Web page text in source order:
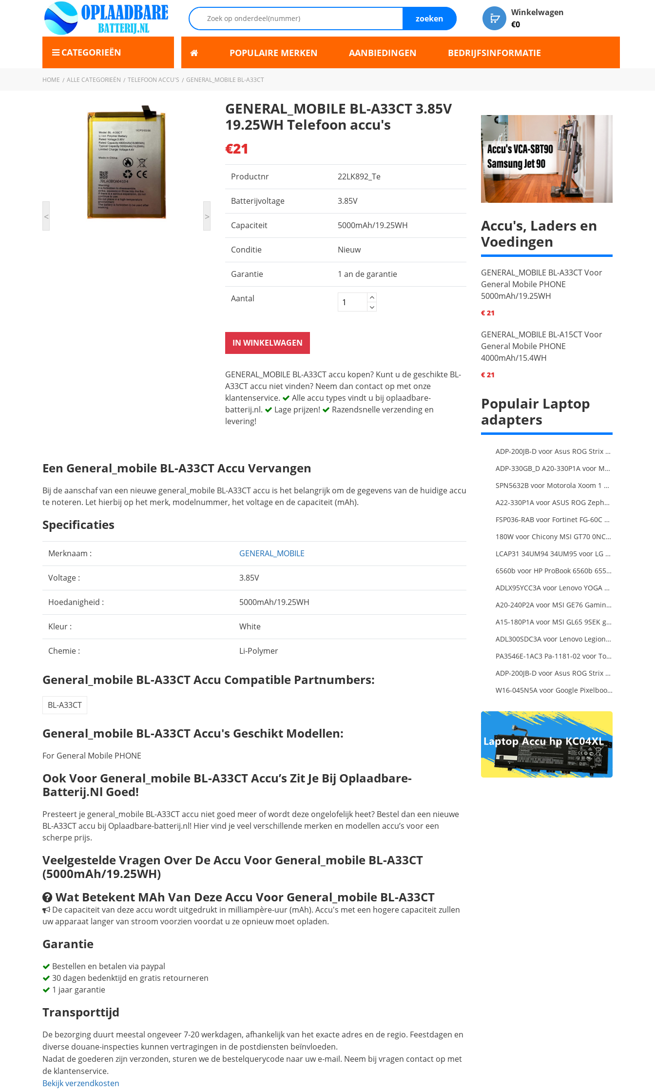
zoeken
Winkelwagen
€0
CATEGORIEËN POPULAIRE MERKEN AANBIEDINGEN BEDRIJFSINFORMATIE
HOME ALLE CATEGORIEËN TELEFOON ACCU'S GENERAL_MOBILE BL-A33CT
< >
GENERAL_MOBILE BL-A33CT 3.85V
19.25WH Telefoon accu's
€21
Productnr 22LK892_Te
Batterijvoltage 3.85V
Capaciteit 5000mAh/19.25WH
Conditie Nieuw
Garantie 1 an de garantie
Aantal
IN WINKELWAGEN
GENERAL_MOBILE BL-A33CT accu kopen? Kunt u de geschikte BL-
A33CT accu niet vinden? Neem dan contact op met onze
klantenservice.
Alle accu types vindt u bij oplaadbare-
batterij.nl.
Lage prijzen!
Razendsnelle verzending en
levering!
Een General_mobile BL-A33CT Accu Vervangen
Bij de aanschaf van een nieuwe general_mobile BL-A33CT accu is het belangrijk om de gegevens van de huidige accu
te noteren. Let hierbij op het merk, modelnummer, het voltage en de capaciteit (mAh).
Specificaties
Merknaam : GENERAL_MOBILE
Voltage : 3.85V
Hoedanigheid : 5000mAh/19.25WH
Kleur : White
Chemie : Li-Polymer
General_mobile BL-A33CT Accu Compatible Partnumbers:
BL-A33CT
General_mobile BL-A33CT Accu's Geschikt Modellen:
For General Mobile PHONE
Ook Voor General_mobile BL-A33CT Accu’s Zit Je Bij Oplaadbare-
Batterij.nl Goed!
Presteert je general_mobile BL-A33CT accu niet goed meer of wordt deze ongelofelijk heet? Bestel dan een nieuwe
BL-A33CT accu bij Oplaadbare-batterij.nl! Hier vind je veel verschillende merken en modellen accu’s voor een
scherpe prijs.
Veelgestelde Vragen Over De Accu Voor General_mobile BL-A33CT
(5000mAh/19.25WH)
Wat Betekent MAh Van Deze Accu Voor General_mobile BL-A33CT
De capaciteit van deze accu wordt uitgedrukt in milliampère-uur (mAh). Accu's met een hogere capaciteit zullen
uw apparaat langer van stroom voorzien voordat u ze opnieuw moet opladen.
Garantie
Bestellen en betalen via paypal
30 dagen bedenktijd en gratis retourneren
1 jaar garantie
Transporttijd
De bezorging duurt meestal ongeveer 7-20 werkdagen, afhankelijk van het exacte adres en de regio. Feestdagen en
diverse douane-inspecties kunnen vertragingen in de postdiensten beïnvloeden.
Nadat de goederen zijn verzonden, sturen we de bestelquerycode naar uw e-mail. Neem bij vragen contact op met
de klantenservice.
Bekijk verzendkosten
Accu's, Laders en
Voedingen
GENERAL_MOBILE BL-A33CT Voor
General Mobile PHONE
5000mAh/19.25WH
€ 21
GENERAL_MOBILE BL-A15CT Voor
General Mobile PHONE
4000mAh/15.4WH
€ 21
Populair Laptop
adapters
ADP-200JB-D voor Asus ROG Strix G17 G713IE G713IE-HX002W
ADP-330GB_D A20-330P1A voor MSI GE68 Raider Power Supply
SPN5632B voor Motorola Xoom 1 Tablet
A22-330P1A voor ASUS ROG Zephyrus Duo 16 2023 GX650PY
FSP036-RAB voor Fortinet FG-60C FG-60D FG-60E
180W voor Chicony MSI GT70 0NC-011US
LCAP31 34UM94 34UM95 voor LG 34-Inch Ultra Wide QHD Monitor LED
6560b voor HP ProBook 6560b 6555b 6550b 90W Smart AC Power Adapter Laptop
ADLX95YCC3A voor Lenovo YOGA 6 Pro-13IKB YOGA 920
A20-240P2A voor MSI GE76 Gaming Laptop
A15-180P1A voor MSI GL65 9SEK gaming laptop
ADL300SDC3A voor Lenovo Legion 5 Pro 16ACH6H 82JQ008HUK 82JQ008
PA3546E-1AC3 Pa-1181-02 voor Toshiba X205 180W 19V 9.5A Laptop DC Charger Power Supply
ADP-200JB-D voor Asus ROG Strix G17 G713IE G713IE-HX002W
W16-045N5A voor Google Pixelbook USB Type-C